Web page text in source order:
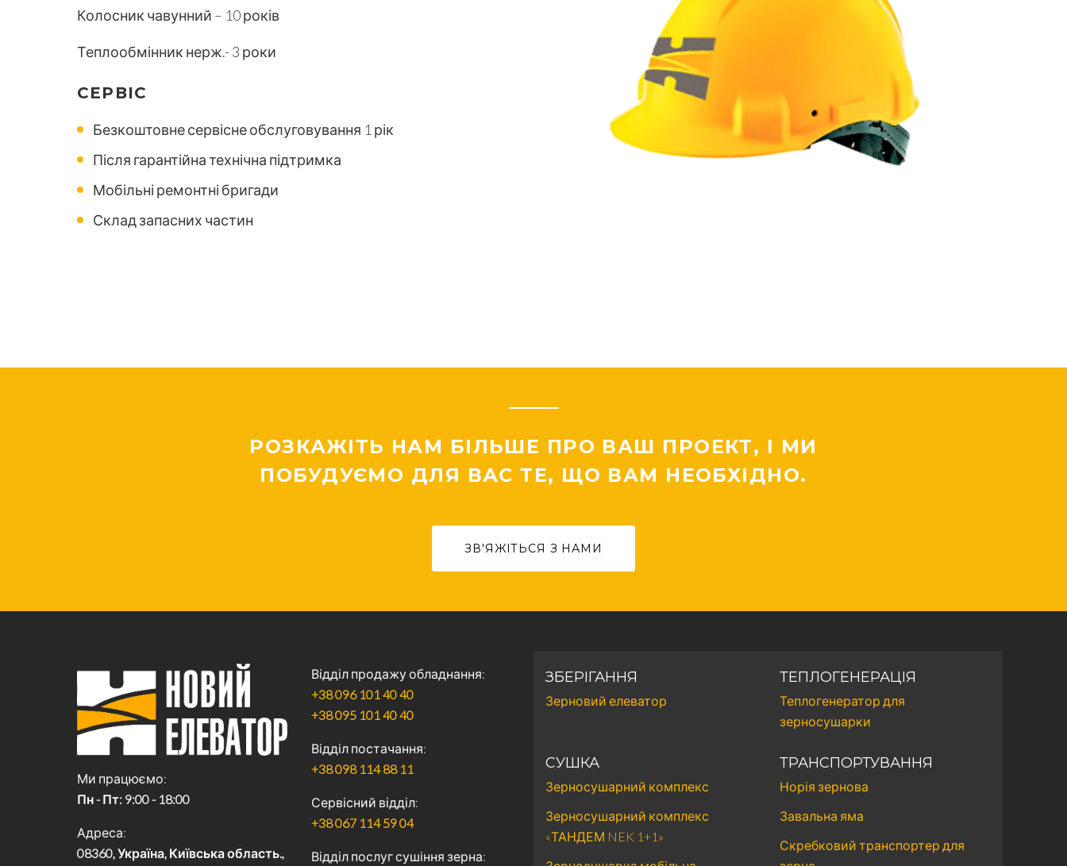
Колосник чавунний – 10 років
Теплообмінник нерж.- 3 роки
СЕРВІС
Безкоштовне сервісне обслуговування 1 рік
Після гарантійна технічна підтримка
Мобільні ремонтні бригади
Склад запасних частин
РОЗКАЖІТЬ НАМ БІЛЬШЕ ПРО ВАШ ПРОЕКТ, І МИ
ПОБУДУЄМО ДЛЯ ВАС ТЕ, ЩО ВАМ НЕОБХІДНО.
ЗВ'ЯЖІТЬСЯ З НАМИ
Ми працюємо
Пн - Пт: 9:00 - 18:00
Адреса
08360, Україна, Київська область.,
Відділ продажу обладнання
+38 096 101 40 40
+38 095 101 40 40
Відділ постачання
+38 098 114 88 11
Сервісний відділ
+38 067 114 59 04
Відділ послуг сушіння зерна
ЗБЕРІГАННЯ
Зерновий елеватор
ТЕПЛОГЕНЕРАЦІЯ
Теплогенератор для
зерносушарки
СУШКА
Зерносушарний комплекс
Зерносушарний комплекс
«ТАНДЕМ NEK 1+1»
ТРАНСПОРТУВАННЯ
Норія зернова
Завальна яма
Скребковий транспортер для